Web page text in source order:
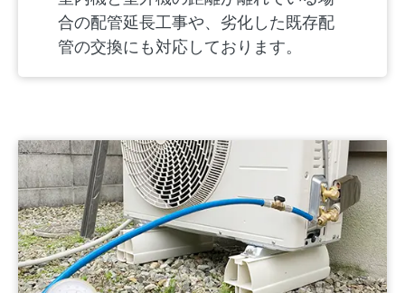
合の配管延長工事や、劣化した既存配
管の交換にも対応しております。